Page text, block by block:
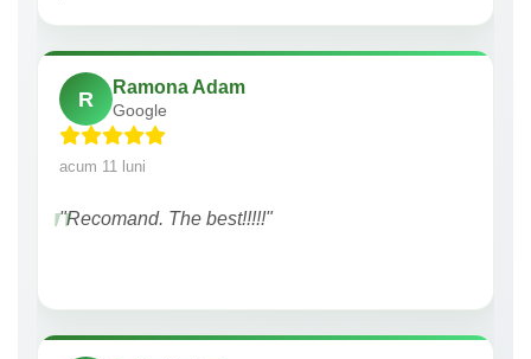
R
Ramona Adam
Google
acum 11 luni
"Recomand. The best!!!!!"